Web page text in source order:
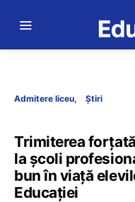
Admitere liceu Știri
Trimiterea
la școli
bun în viață
Educației